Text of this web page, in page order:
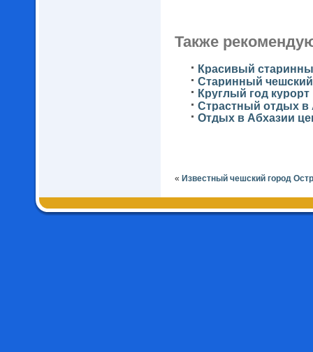
Также
Красивый
Старинный
Круглый год
Страстный отдых в
Отдых в Абхазии
« Известный чешский город